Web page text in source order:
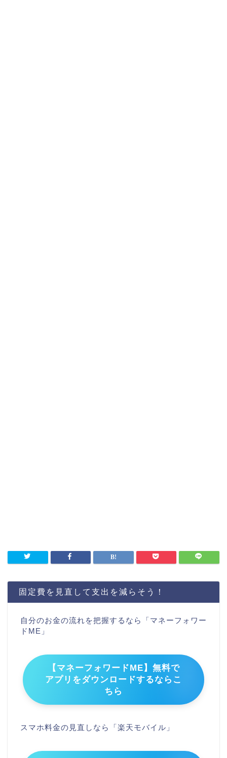
固定費を見直して支出を減らそう！
自分のお金の流れを把握するなら「マネーフォワー
ドME」
【マネーフォワードME】無料で
アプリをダウンロードするならこ
ちら
スマホ料金の見直しなら「楽天モバイル」